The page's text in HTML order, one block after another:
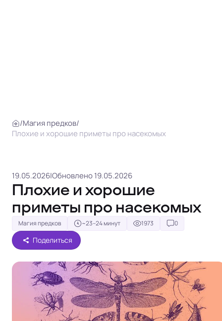
/Магия предков/
Плохие и хорошие приметы про насекомых
19.05.2026|Обновлено 19.05.2026
Плохие и хорошие
приметы про насекомых
Магия предков ~23–24 минут 1973 0
Поделиться